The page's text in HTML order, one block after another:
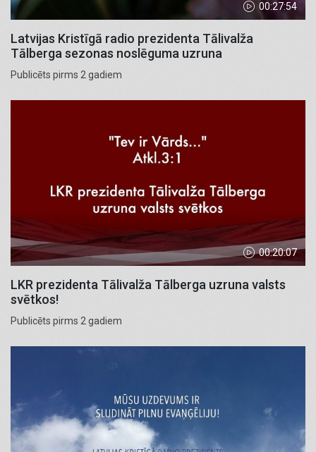
00:27:54
Latvijas Kristīgā radio prezidenta Tālivalža
Tālberga sezonas noslēguma uzruna
Publicēts pirms 2 gadiem
00:20:07
LKR prezidenta Tālivalža Tālberga uzruna valsts
svētkos!
Publicēts pirms 2 gadiem